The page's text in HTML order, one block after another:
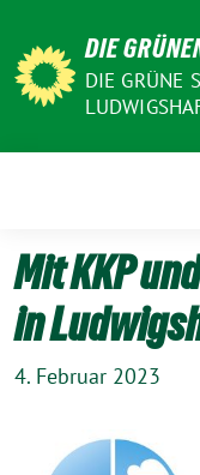
zum
Inhalt
DIE
DIE GRÜNE
Mit KKP
in
4. Februar 2023